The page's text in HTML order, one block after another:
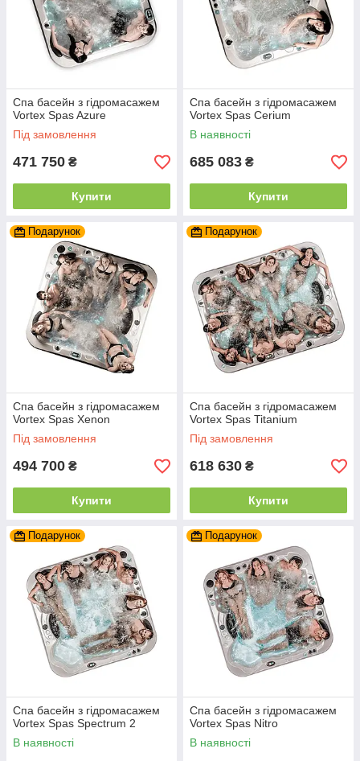
Спа басейн з гідромасажем
Vortex Spas Azure
Під замовлення
471 750 ₴
Купити
Спа басейн з гідромасажем
Vortex Spas Cerium
В наявності
685 083 ₴
Купити
Подарунок
Спа басейн з гідромасажем
Vortex Spas Xenon
Під замовлення
494 700 ₴
Купити
Подарунок
Спа басейн з гідромасажем
Vortex Spas Titanium
Під замовлення
618 630 ₴
Купити
Подарунок
Спа басейн з гідромасажем
Vortex Spas Spectrum 2
В наявності
Подарунок
Спа басейн з гідромасажем
Vortex Spas Nitro
В наявності